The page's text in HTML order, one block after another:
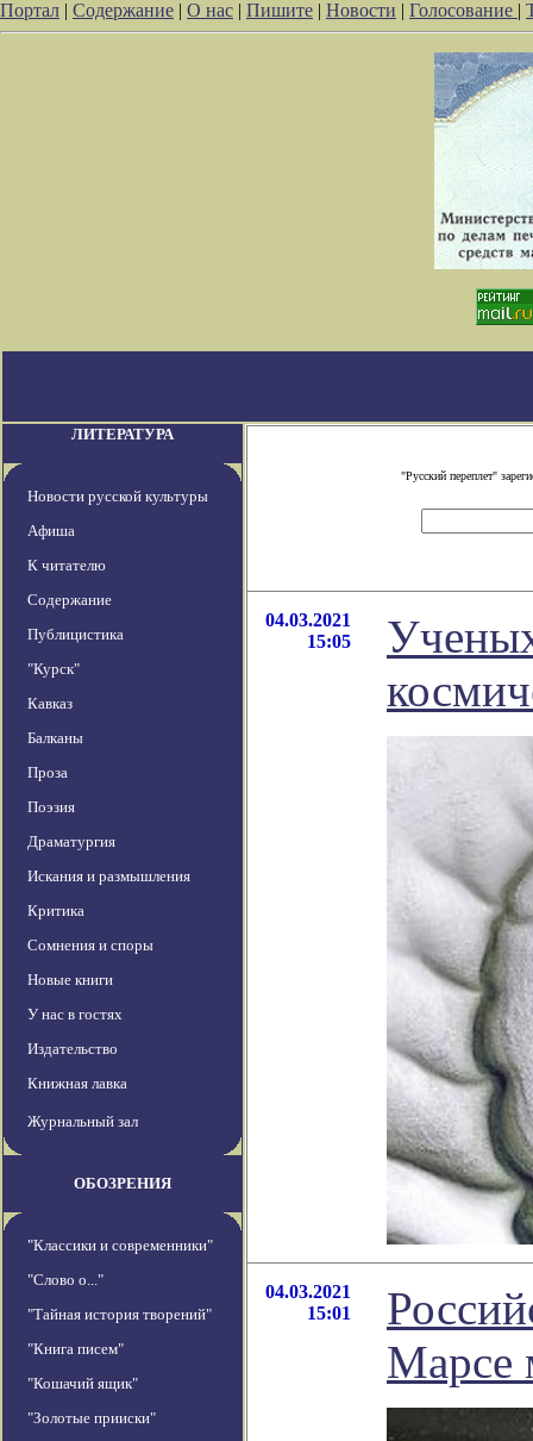
Портал | Содержание | О нас | Пишите | Новости | Голосование |
ЛИТЕРАТУРА
Новости русской культуры
Афиша
К читателю
Содержание
Публицистика
"Курск"
Кавказ
Балканы
Проза
Поэзия
Драматургия
Искания и размышления
Критика
Сомнения и споры
Новые книги
У нас в гостях
Издательство
Книжная лавка
Журнальный зал
ОБОЗРЕНИЯ
"Классики и современники"
"Слово о..."
"Тайная история творений"
"Книга писем"
"Кошачий ящик"
"Золотые прииски"
"Русский переплет"
04.03.2021
15:05
04.03.2021
15:01
Марсе